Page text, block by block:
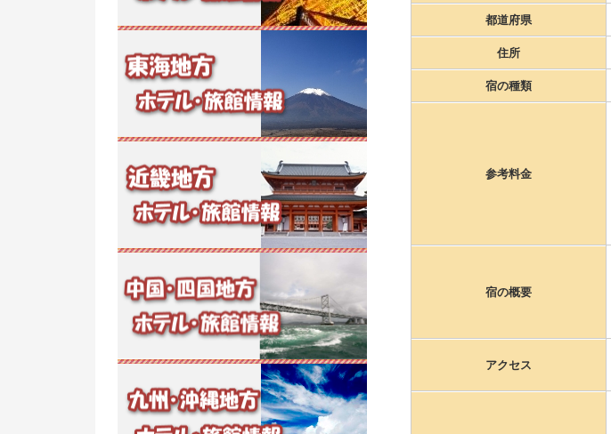
都道府県
住所
宿の種類
参考料金
宿の概要
アクセス